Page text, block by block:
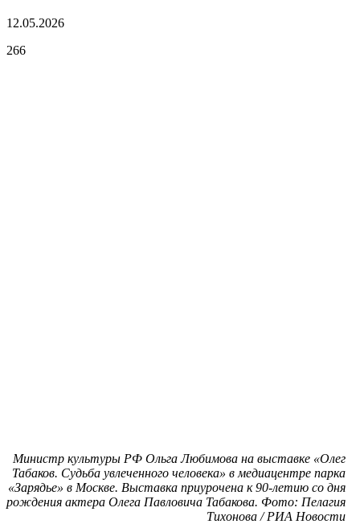
12.05.2026
266
Министр культуры РФ Ольга Любимова на выставке «Олег
Табаков. Судьба увлеченного человека» в медиацентре парка
«Зарядье» в Москве. Выставка приурочена к 90-летию со дня
рождения актера Олега Павловича Табакова. Фото: Пелагия
Тихонова / РИА Новости